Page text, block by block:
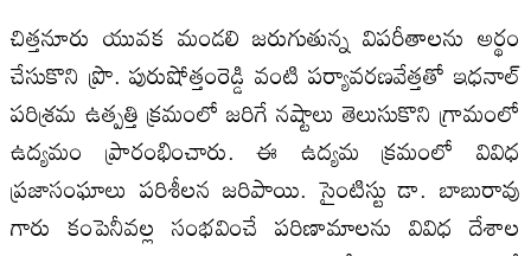
చిత్తనూరు యువక మండలి జరుగుతున్న విపరీతాలను అర్థం
చేసుకొని ప్రొ. పురుషోత్తంరెడ్డి వంటి పర్యావరణవేత్తతో ఇధనాల్‍
పరిశ్రమ ఉత్పత్తి క్రమంలో జరిగే నష్టాలు తెలుసుకొని గ్రామంలో
ఉద్యమం ప్రారంభించారు. ఈ ఉద్యమ క్రమంలో వివిధ
ప్రజాసంఘాలు పరిశీలన జరిపాయి. సైంటిస్టు డా. బాబురావు
గారు కంపెనీవల్ల సంభవించే పరిణామాలను వివిధ దేశాల